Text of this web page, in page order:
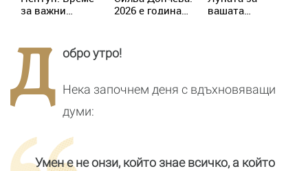
за важни
2026 е година
отключват
новата
вашата
Д обро утро!
Нека започнем деня с вдъхновяващи
думи:
Умен е не онзи, който знае всичко, а който